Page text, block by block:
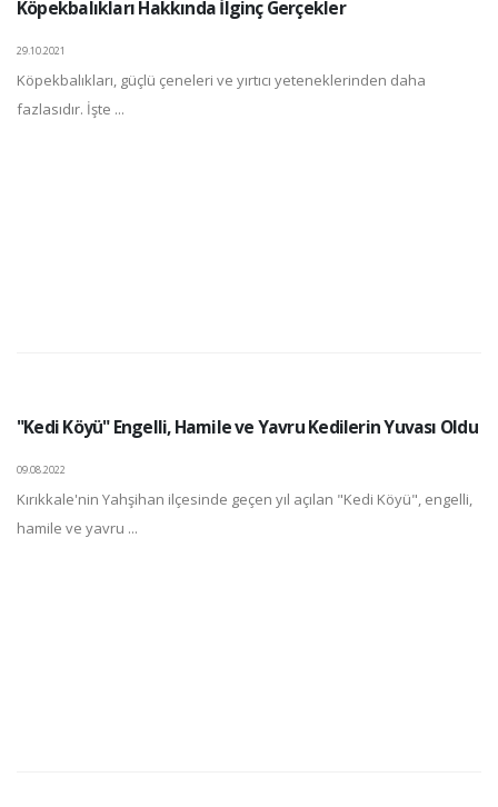
Köpekbalıkları Hakkında İlginç Gerçekler
29.10.2021
Köpekbalıkları, güçlü çeneleri ve yırtıcı yeteneklerinden daha
fazlasıdır. İşte ...
"Kedi Köyü" Engelli, Hamile ve Yavru Kedilerin Yuvası Oldu
09.08.2022
Kırıkkale'nin Yahşihan ilçesinde geçen yıl açılan "Kedi Köyü", engelli,
hamile ve yavru ...